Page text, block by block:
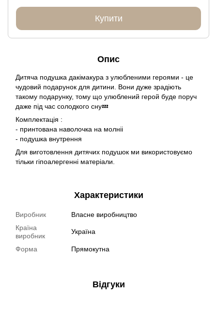
Купити
Опис
Дитяча подушка дакімакура з улюбленими героями - це
чудовий подарунок для дитини. Вони дуже зрадіють
такому подарунку, тому що улюблений герой буде поруч
даже під час солодкого сну💤
Комплектація :
- принтована наволочка на молніі
- подушка внутрення
Для виготовлення дитячих подушок ми використовуємо
тільки гіпоалергенні матеріали.
Характеристики
Виробник
Власне виробництво
Країна
виробник
Україна
Форма Прямокутна
Відгуки